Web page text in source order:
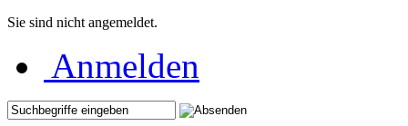
Sie sind nicht angemeldet.
Anmelden